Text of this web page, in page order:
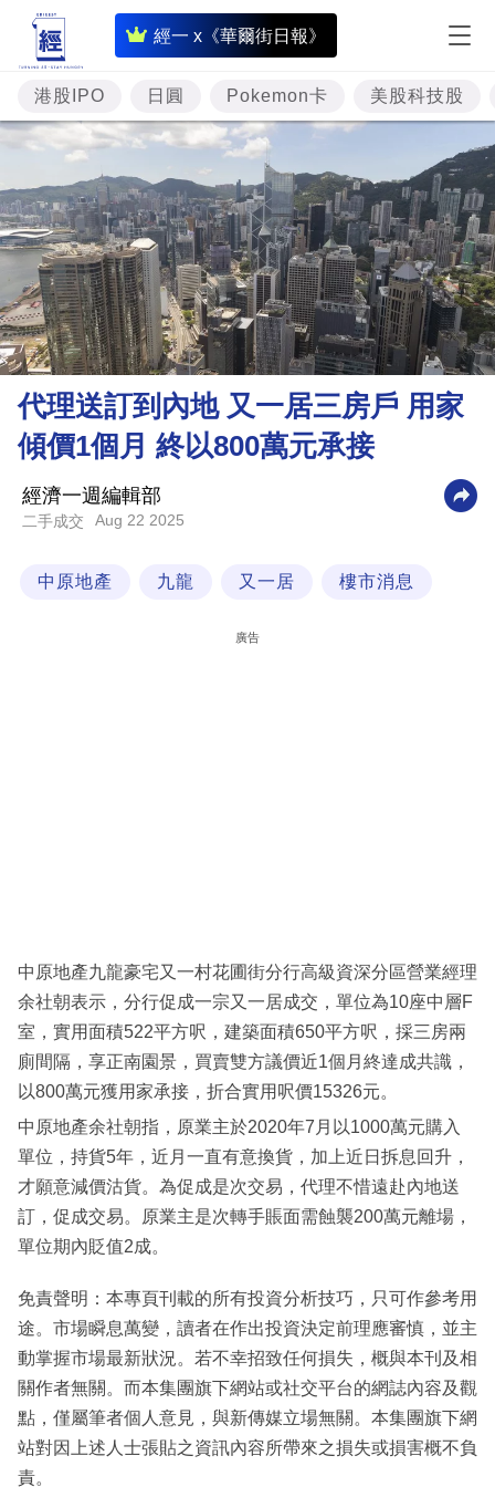
經一 x《華爾街日報》
即
時
財
經
題
投
資
樓
市
理
財
商
業
科
區
港股IPO 日圓 Pokemon卡 美股科技股
代理送訂到內地 又一居三房戶 用家
傾價1個月 終以800萬元承接
經濟一週編輯部
二手成交 Aug 22 2025
中原地產 九龍 又一居 樓市消息
廣告
中原地產九龍豪宅又一村花圃街分行高級資深分區營業經理
余社朝表示，分行促成一宗又一居成交，單位為10座中層F
室，實用面積522平方呎，建築面積650平方呎，採三房兩
廁間隔，享正南園景，買賣雙方議價近1個月終達成共識，
以800萬元獲用家承接，折合實用呎價15326元。
中原地產余社朝指，原業主於2020年7月以1000萬元購入
單位，持貨5年，近月一直有意換貨，加上近日拆息回升，
才願意減價沽貨。為促成是次交易，代理不惜遠赴內地送
訂，促成交易。原業主是次轉手賬面需蝕襲200萬元離場，
單位期內貶值2成。
免責聲明：本專頁刊載的所有投資分析技巧，只可作參考用
途。市場瞬息萬變，讀者在作出投資決定前理應審慎，並主
動掌握市場最新狀況。若不幸招致任何損失，概與本刊及相
關作者無關。而本集團旗下網站或社交平台的網誌內容及觀
點，僅屬筆者個人意見，與新傳媒立場無關。本集團旗下網
站對因上述人士張貼之資訊內容所帶來之損失或損害概不負
責。